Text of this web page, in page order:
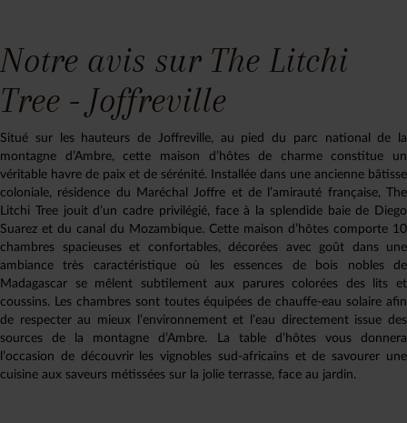
Notre avis sur The Litchi
Tree - Joffreville
Situé sur les hauteurs de Joffreville, au pied du parc national de la
montagne d’Ambre, cette maison d’hôtes de charme constitue un
véritable havre de paix et de sérénité. Installée dans une ancienne bâtisse
coloniale, résidence du Maréchal Joffre et de l’amirauté française, The
Litchi Tree jouit d’un cadre privilégié, face à la splendide baie de Diego
Suarez et du canal du Mozambique. Cette maison d’hôtes comporte 10
chambres spacieuses et confortables, décorées avec goût dans une
ambiance très caractéristique où les essences de bois nobles de
Madagascar se mêlent subtilement aux parures colorées des lits et
coussins. Les chambres sont toutes équipées de chauffe-eau solaire afin
de respecter au mieux l’environnement et l’eau directement issue des
sources de la montagne d’Ambre. La table d’hôtes vous donnera
l’occasion de découvrir les vignobles sud-africains et de savourer une
cuisine aux saveurs métissées sur la jolie terrasse, face au jardin.